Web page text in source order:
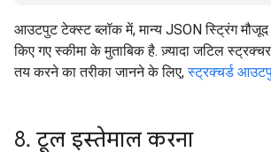
आउटपुट टेक्स्ट ब्लॉक में, मान्य JSON स्ट्रिंग मौजूद
किए गए स्कीमा के मुताबिक है. ज़्यादा जटिल
तय करने का तरीका जानने के लिए,स्ट्रक्चर्ड
8. टूल इस्तेमाल करना